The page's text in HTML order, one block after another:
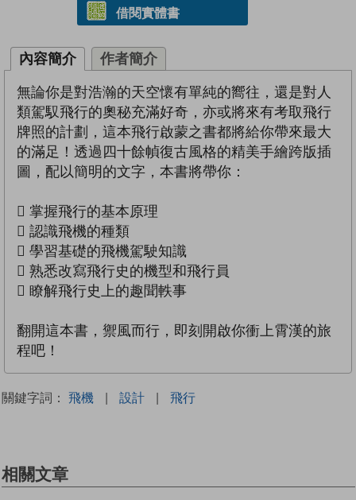
借閱實體書
內容簡介 作者簡介
無論你是對浩瀚的天空懷有單純的嚮往，還是對人
類駕馭飛行的奧秘充滿好奇，亦或將來有考取飛行
牌照的計劃，這本飛行啟蒙之書都將給你帶來最大
的滿足！透過四十餘幀復古風格的精美手繪跨版插
圖，配以簡明的文字，本書將帶你：
 掌握飛行的基本原理
 認識飛機的種類
 學習基礎的飛機駕駛知識
 熟悉改寫飛行史的機型和飛行員
 瞭解飛行史上的趣聞軼事
翻開這本書，禦風而行，即刻開啟你衝上霄漢的旅
程吧！
關鍵字詞： 飛機 | 設計 | 飛行
相關文章